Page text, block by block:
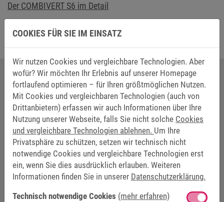
Der COMBIVERT S6 im Detail
IHR ANSPRECHPARTNER BEI KEB
AUTOMATION
COOKIES FÜR SIE IM EINSATZ
Wir nutzen Cookies und vergleichbare Technologien. Aber
wofür? Wir möchten Ihr Erlebnis auf unserer Homepage
fortlaufend optimieren – für Ihren größtmöglichen Nutzen.
Mit Cookies und vergleichbaren Technologien (auch von
Drittanbietern) erfassen wir auch Informationen über Ihre
Nutzung unserer Webseite, falls Sie nicht solche Cookies
und vergleichbare Technologien ablehnen. Um Ihre
Privatsphäre zu schützen, setzen wir technisch nicht
notwendige Cookies und vergleichbare Technologien erst
ein, wenn Sie dies ausdrücklich erlauben. Weiteren
Informationen finden Sie in unserer Datenschutzerklärung.
Technisch notwendige Cookies (mehr erfahren)